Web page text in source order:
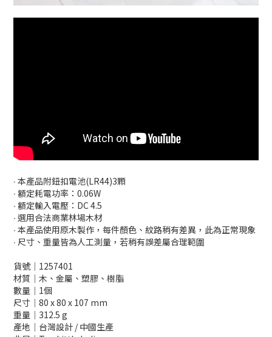
∙ 本產品附鈕扣電池(LR44)3顆
∙ 額定耗電功率：0.06W
∙ 額定輸入電壓：DC 4.5
∙ 選用合法商業林場木材
∙ 本產品使用原木製作，每件顏色、紋路稍有差異，此為正常現象
∙ 尺寸、重量皆為人工測量，若稍有誤差屬合理範圍
貨號│1257401
材質│木、金屬、塑膠、樹脂
數量│1個
尺寸│80 x 80 x 107 mm
重量│312.5 g
產地│台灣設計 / 中國生產